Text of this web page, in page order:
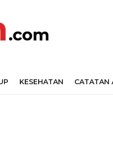
KESEHATAN CATATAN